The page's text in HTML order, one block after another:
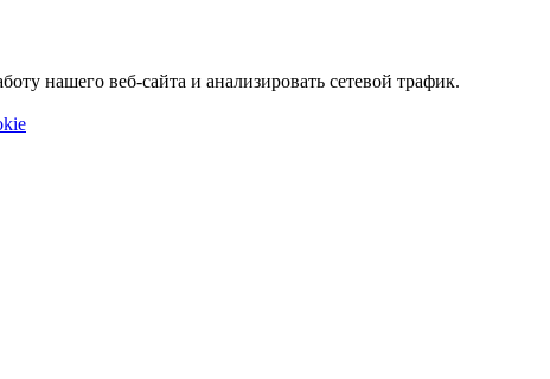
нашего веб-сайта и анализировать сетевой трафик.